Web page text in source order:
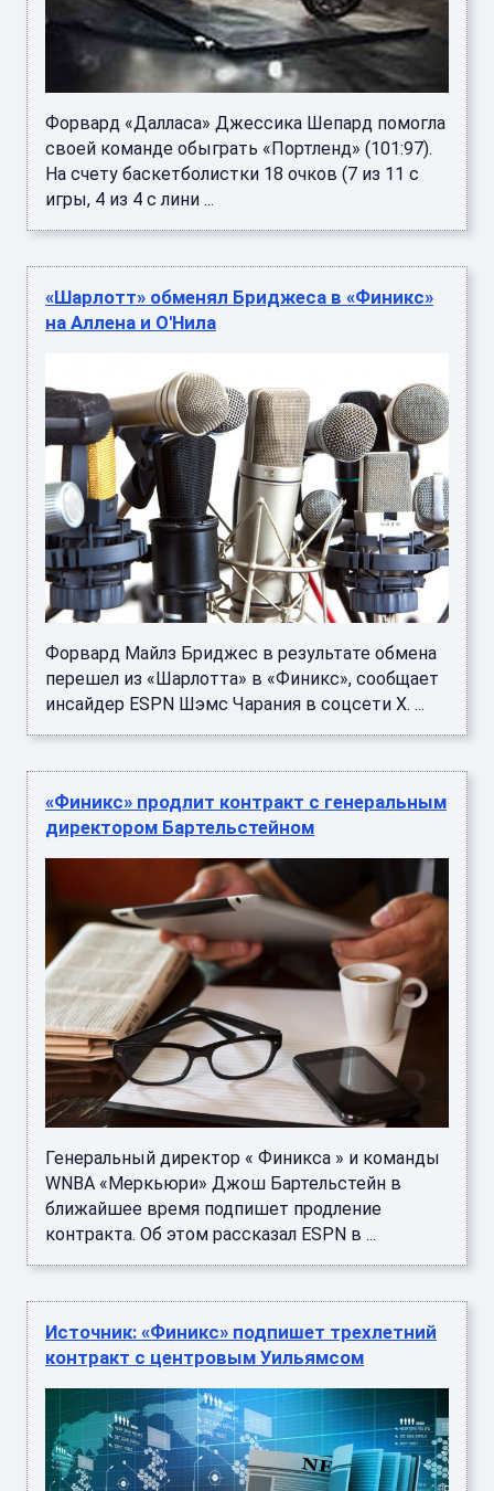
Форвард «Далласа» Джессика Шепард помогла
своей команде обыграть «Портленд» (101:97).
На счету баскетболистки 18 очков (7 из 11 с
игры, 4 из 4 с лини ...
«Шарлотт» обменял Бриджеса в «Финикс»
на Аллена и О'Нила
Форвард Майлз Бриджес в результате обмена
перешел из «Шарлотта» в «Финикс», сообщает
инсайдер ESPN Шэмс Чарания в соцсети X. ...
«Финикс» продлит контракт с генеральным
директором Бартельстейном
Генеральный директор « Финикса » и команды
WNBA «Меркьюри» Джош Бартельстейн в
ближайшее время подпишет продление
контракта. Об этом рассказал ESPN в ...
Источник: «Финикс» подпишет трехлетний
контракт с центровым Уильямсом